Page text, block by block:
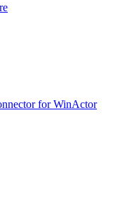
for WinActor